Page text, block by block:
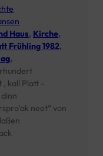
Haus, Kirche,
Frühling 1982,
,
, kall Platt -
neet“ von